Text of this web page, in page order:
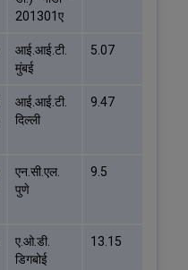
201301ए
आई.आई.टी.
मुंबई
5.07
आई.आई.टी.
दिल्ली
9.47
एन.सी.एल.
पुणे
9.5
ए.ओ.डी.
डिगबोई
13.15